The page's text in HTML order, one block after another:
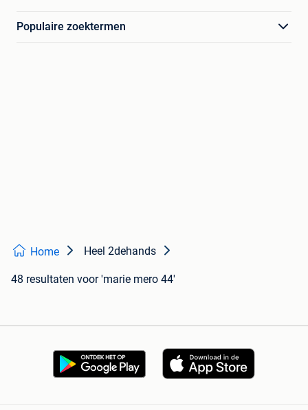
Populaire zoektermen
Home Heel 2dehands
48 resultaten voor 'marie mero 44'